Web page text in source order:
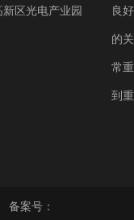
区光电产业园 良
的
常
到
备案号：